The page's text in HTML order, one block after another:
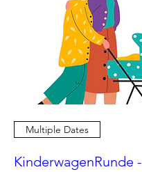
Multiple Dates
KinderwagenRunde -